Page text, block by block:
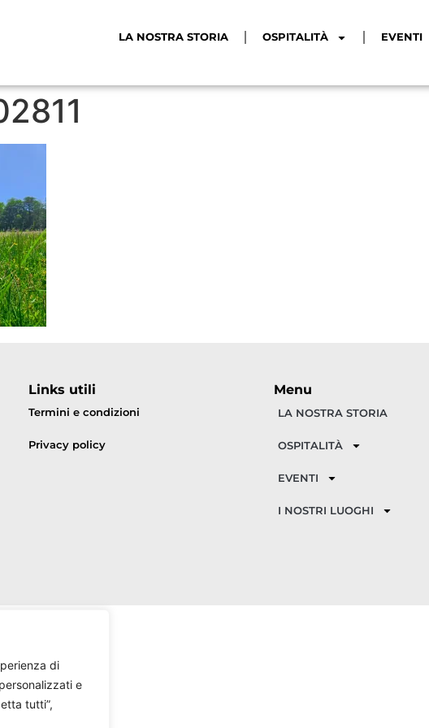
di
e
tutti”,
LA NOSTRA STORIA OSPITALITÀ EVENTI
Links utili
Termini e condizioni
Privacy policy
Menu
LA NOSTRA STORIA
OSPITALITÀ
EVENTI
I NOSTRI LUOGHI